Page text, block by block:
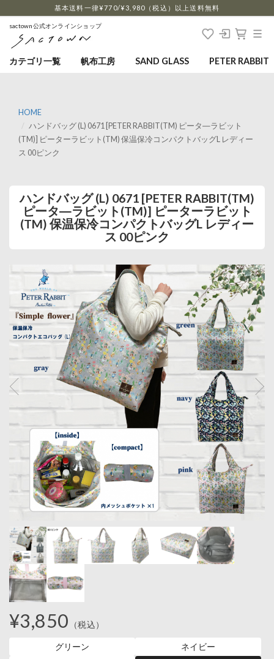
基本送料一律¥770/¥3,980（税込）以上送料無料
sactown公式オンラインショップ
カテゴリ一覧 帆布工房 SAND GLASS PETER RABBIT
HOME
ハンドバッグ (L) 0671 [PETER RABBIT(TM) ピータ―ラビット
(TM)] ピーターラビット(TM) 保温保冷コンパクトバッグL レディー
ス 00ピンク
ハンドバッグ (L) 0671 [PETER RABBIT(TM)
ピータ―ラビット(TM)] ピーターラビット
(TM) 保温保冷コンパクトバッグL レディー
ス 00ピンク
¥3,850 （税込）
グリーン
ネイビー